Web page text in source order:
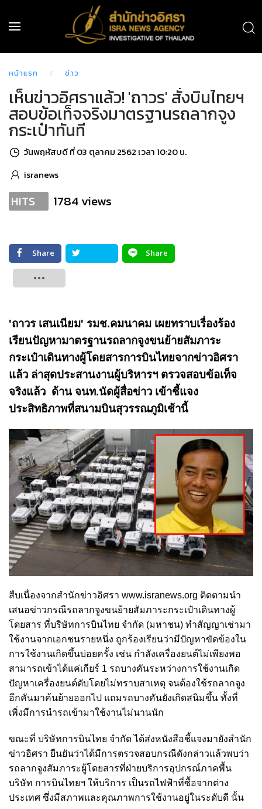
หน้าแรก ข่าว
เห็นข่าวอิศราแล้ว! 'ถาวร' สั่งบินไทยฯ
สอบข้อเท็จจริงมาตรฐานรถลากจูง
กระเป๋าทันที
วันพฤหัสบดี ที่ 03 ตุลาคม 2562 เวลา 10:20 น.
isranews
HITS 1784 views
Share
Share
'ถาวร เสนเนียม' รมช.คมนาคม เผยทราบเรื่องร้อง
เรียนปัญหามาตรฐานรถลากจูงขนย้ายสัมภาระ
กระเป๋าเดินทางผู้โดยสารการบินไทยจากข่าวอิศรา
แล้ว ล่าสุดประสานงานผู้บริหารฯ ตรวจสอบข้อเท็จ
จริงแล้ว ด้าน จนท.นัดผู้สื่อข่าว เข้าชี้แจง
ประสิทธิภาพที่สนามบินสุวรรณภูมิเช้านี้
สืบเนื่องจากสำนักข่าวอิศรา www.isranews.org ติดตามนำ
เสนอข่าวกรณีรถลากจูงขนย้ายสัมภาระกระเป๋าเดินทางผู้
โดยสาร ที่บริษัทการบินไทย จำกัด (มหาชน) ทำสัญญาเช่ามา
ใช้งานจากเอกชนรายหนึ่ง ถูกร้องเรียนว่ามีปัญหาขัดข้องใน
การใช้งานเกิดขึ้นบ่อยครั้ง เช่น กำลังเครื่องยนต์ไม่เพียงพอ
สามารถเข้าได้แค่เกียร์ 1 รถบางคันระหว่างการใช้งานเกิด
ปัญหาเครื่องยนต์ดับโดยไม่ทราบสาเหตุ จนต้องใช้รถลากจูง
อีกคันมาค้นย้ายออกไป แถมรถบางคันยังเกิดสนิมขึ้น ทั้งที่
เพิ่งมีการนำรถเข้ามาใช้งานไม่นานนัก
ขณะที่ บริษัทการบินไทย จำกัด ได้ส่งหนังสือชี้แจงมายังสำนัก
ข่าวอิศรา ยืนยันว่าได้มีการตรวจสอบกรณีดังกล่าวแล้วพบว่า
รถลากจูงสัมภาระผู้โดยสารที่ฝ่ายบริการอุปกรณ์ภาคพื้น
บริษัท การบินไทยฯ ให้บริการ เป็นรถไฟฟ้าที่ซื้อจากต่าง
ประเทศ ซึ่งมีสภาพและคุณภาพการใช้งานอยู่ในระดับดี นั้น